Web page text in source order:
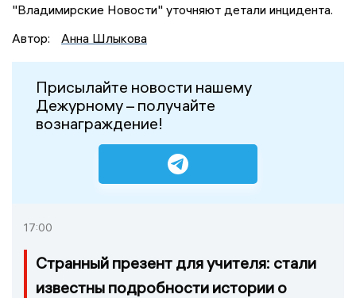
"Владимирские Новости" уточняют детали инцидента.
Автор:
Анна Шлыкова
Присылайте новости нашему
Дежурному – получайте
вознаграждение!
17:00
Странный презент для учителя: стали
известны подробности истории о